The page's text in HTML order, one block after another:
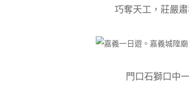
巧奪天工，莊嚴
門口石獅口中